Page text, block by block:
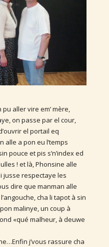
aller vire em’ mère,
on passe par el cour,
el portail eq
alle a pon eu l’temps
pouce et pis s’n’index ed
! et là, Phonsine alle
jusse respectaye les
dire que manman alle
cha li tapot à sin
malinye, un coup à
«qué malheur, à deuwe
j’vous rassure cha